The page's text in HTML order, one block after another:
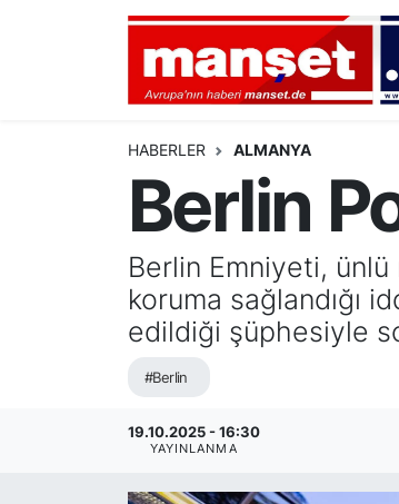
HABERLER ALMANYA
Berlin
Berlin Emniyeti, ünlü
koruma sağlandığı
edildiği şüphesiyle
#Berlin
19.10.2025 - 16:30
YAYINLANMA
AVRUPA
ALMANYA
TÜRKİYE
HAMBURG
DEUTSCH
Nöbetçi Eczaneler
Hava Durumu
Namaz Vakitleri
Trafik Durumu
Puan Durumu ve Fikstür
Tüm Manşetler
Son Dakika Haberleri